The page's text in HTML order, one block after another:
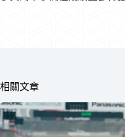
相關文章